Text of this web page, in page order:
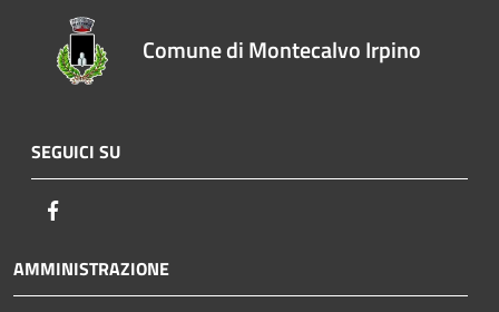
Comune di Montecalvo Irpino
SEGUICI SU
AMMINISTRAZIONE